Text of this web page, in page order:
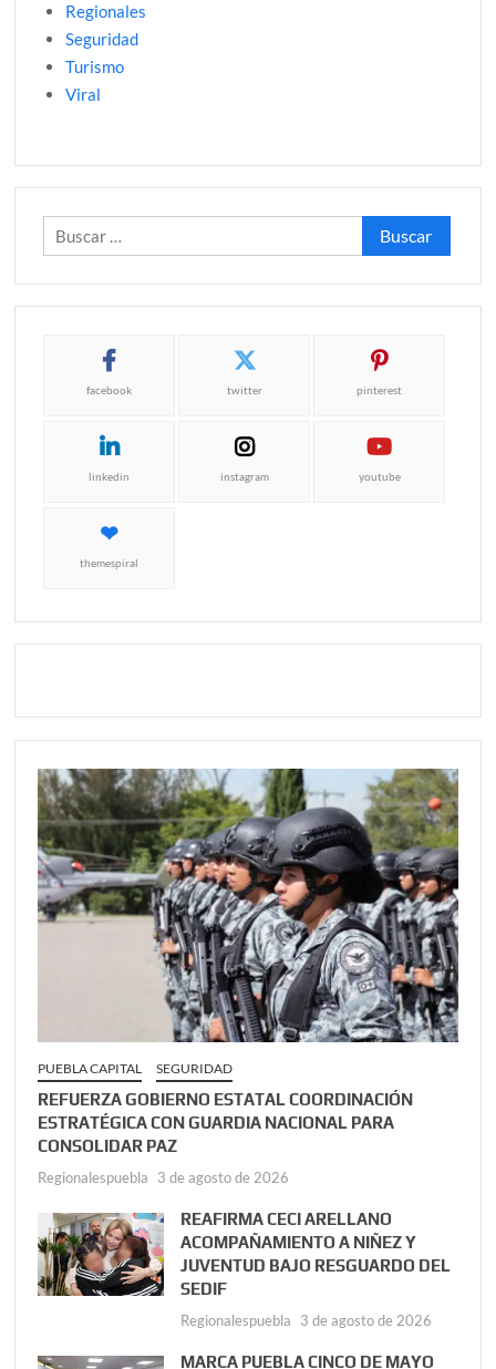
Regionales
Seguridad
Turismo
Viral
Buscar:
facebook twitter pinterest
linkedin instagram youtube
themespiral
PUEBLA CAPITAL SEGURIDAD
REFUERZA GOBIERNO ESTATAL COORDINACIÓN
ESTRATÉGICA CON GUARDIA NACIONAL PARA
CONSOLIDAR PAZ
Regionalespuebla 3 de agosto de 2026
REAFIRMA CECI ARELLANO
ACOMPAÑAMIENTO A NIÑEZ Y
JUVENTUD BAJO RESGUARDO DEL
SEDIF
Regionalespuebla 3 de agosto de 2026
MARCA PUEBLA CINCO DE MAYO